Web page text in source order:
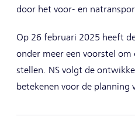
door het voor- en
Op 26 februari 2025 heeft
onder meer een voorstel
stellen. NS volgt de
betekenen voor de planning